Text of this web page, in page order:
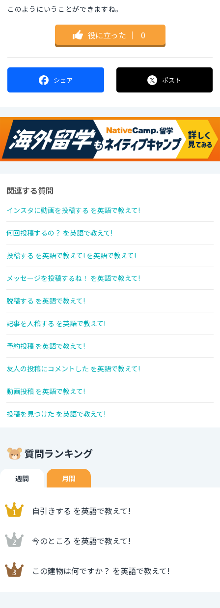
このようにいうことができますね。
役に立った ｜ 0
シェア ポスト
関連する質問
インスタに動画を投稿する を英語で教えて!
何回投稿するの？ を英語で教えて!
投稿する を英語で教えて! を英語で教えて!
メッセージを投稿するね！ を英語で教えて!
脱稿する を英語で教えて!
記事を入稿する を英語で教えて!
予約投稿 を英語で教えて!
友人の投稿にコメントした を英語で教えて!
動画投稿 を英語で教えて!
投稿を見つけた を英語で教えて!
質問ランキング
週間 月間
自引きする を英語で教えて!
今のところ を英語で教えて!
この建物は何ですか？ を英語で教えて!